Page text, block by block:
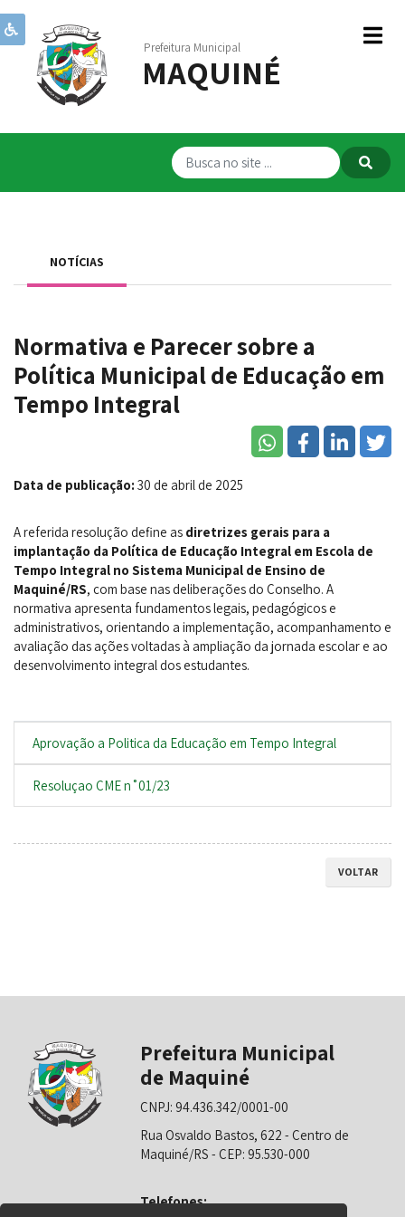
Prefeitura Municipal
MAQUINÉ
Institucional
Governo
Serviços
Servidores
NOTÍCIAS
Normativa e Parecer sobre a
Política Municipal de Educação em
Tempo Integral
Data de publicação: 30 de abril de 2025
A referida resolução define as diretrizes gerais para a
implantação da Política de Educação Integral em Escola de
Tempo Integral no Sistema Municipal de Ensino de
Maquiné/RS, com base nas deliberações do Conselho. A
normativa apresenta fundamentos legais, pedagógicos e
administrativos, orientando a implementação, acompanhamento e
avaliação das ações voltadas à ampliação da jornada escolar e ao
desenvolvimento integral dos estudantes.
Aprovação a Politica da Educação em Tempo Integral
Resoluçao CME n˚01/23
VOLTAR
Prefeitura Municipal
de Maquiné
CNPJ: 94.436.342/0001-00
Rua Osvaldo Bastos, 622 - Centro de
Maquiné/RS - CEP: 95.530-000
Telefones: